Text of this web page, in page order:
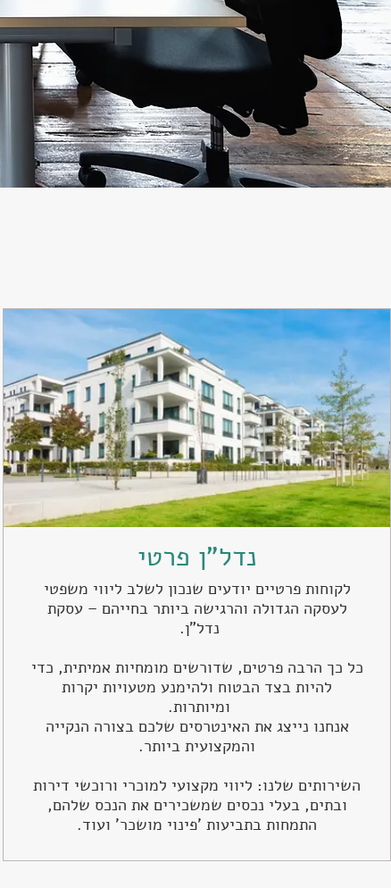
נדל"ן פרטי
לקוחות פרטיים יודעים שנכון לשלב ליווי משפטי
לעסקה הגדולה והרגישה ביותר בחייהם – עסקת
נדל"ן.
כל כך הרבה פרטים, שדורשים מומחיות אמיתית, כדי
להיות בצד הבטוח ולהימנע מטעויות יקרות
ומיותרות.
אנחנו נייצג את האינטרסים שלכם בצורה הנקייה
והמקצועית ביותר.
השירותים שלנו: ליווי מקצועי למוכרי ורוכשי דירות
ובתים, בעלי נכסים שמשכירים את הנכס שלהם,
התמחות בתביעות 'פינוי מושכר' ועוד.